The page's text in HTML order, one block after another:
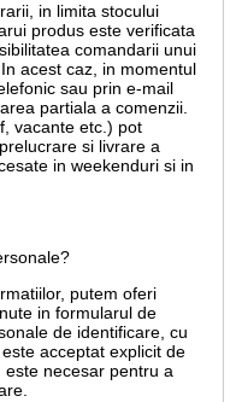
in limita stocului
produs este verificata
comandarii unui
acest caz, in momentul
sau prin e-mail
partiala a comenzii.
vacante etc.) pot
si livrare a
in weekenduri si in
putem oferi
in formularul de
de identificare, cu
acceptat explicit de
necesar pentru a